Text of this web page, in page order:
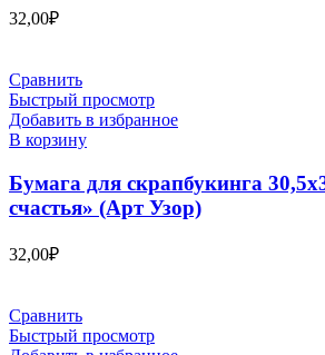
32,00₽
Сравнить
Быстрый просмотр
Добавить в избранное
В корзину
Бумага для скрапбукинга
счастья» (Арт Узор)
32,00₽
Сравнить
Быстрый просмотр